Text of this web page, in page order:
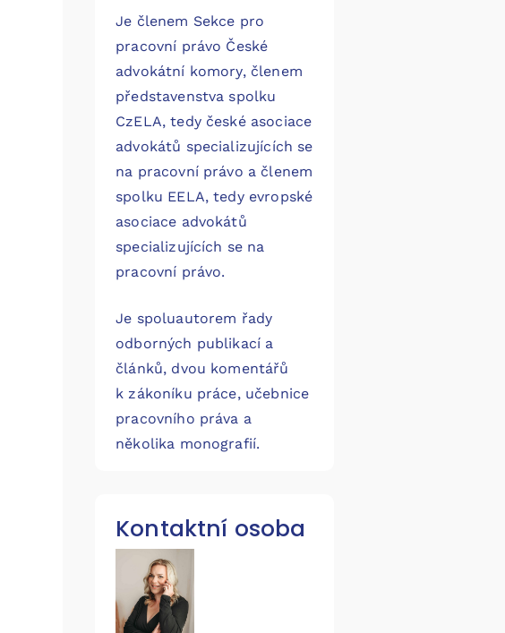
Je členem Sekce pro
pracovní právo České
advokátní komory, členem
představenstva spolku
CzELA, tedy české asociace
advokátů specializujících se
na pracovní právo a členem
spolku EELA, tedy evropské
asociace advokátů
specializujících se na
pracovní právo.
Je spoluautorem řady
odborných publikací a
článků, dvou komentářů
k zákoníku práce, učebnice
pracovního práva a
několika monografií.
Kontaktní osoba